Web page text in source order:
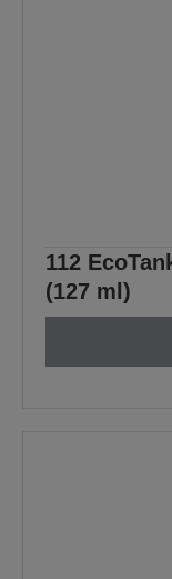
112
(127 ml)